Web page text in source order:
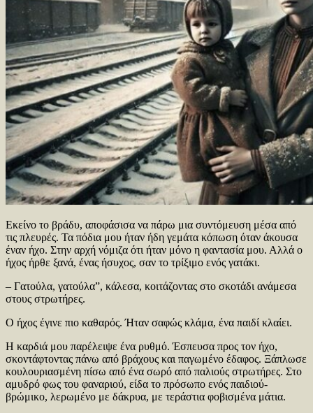
Εκείνο το βράδυ, αποφάσισα να πάρω μια συντόμευση μέσα από
τις πλευρές. Τα πόδια μου ήταν ήδη γεμάτα κόπωση όταν άκουσα
έναν ήχο. Στην αρχή νόμιζα ότι ήταν μόνο η φαντασία μου. Αλλά ο
ήχος ήρθε ξανά, ένας ήσυχος, σαν το τρίξιμο ενός γατάκι.
– Γατούλα, γατούλα”, κάλεσα, κοιτάζοντας στο σκοτάδι ανάμεσα
στους στρωτήρες.
Ο ήχος έγινε πιο καθαρός. Ήταν σαφώς κλάμα, ένα παιδί κλαίει.
Η καρδιά μου παρέλειψε ένα ρυθμό. Έσπευσα προς τον ήχο,
σκοντάφτοντας πάνω από βράχους και παγωμένο έδαφος. Ξάπλωσε
κουλουριασμένη πίσω από ένα σωρό από παλιούς στρωτήρες. Στο
αμυδρό φως του φαναριού, είδα το πρόσωπο ενός παιδιού-
βρώμικο, λερωμένο με δάκρυα, με τεράστια φοβισμένα μάτια.